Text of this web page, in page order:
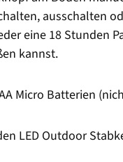
ausschalten
eine 18 Stunden
kannst.
Micro Batterien
LED Outdoor